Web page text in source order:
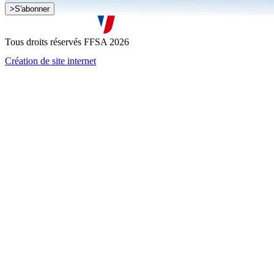
Je souhaite recevoir la newsletter de la FFSA
J'accepte que mes informations soient collectées conformément à la
>S'abonner
Tous droits réservés FFSA 2026
Création de site internet